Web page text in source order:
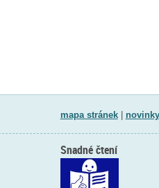
mapa stránek|
Snadné čtení